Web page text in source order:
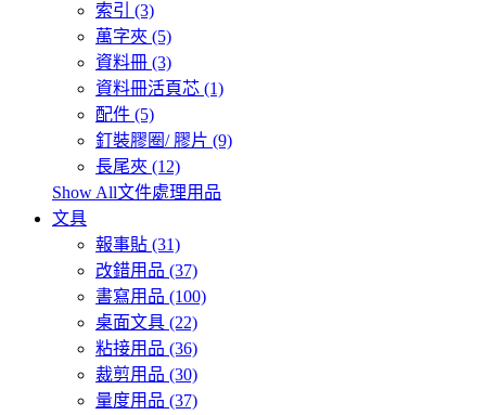
索引 (3)
萬字夾 (5)
資料冊 (3)
資料冊活頁芯 (1)
配件 (5)
釘裝膠圈/ 膠片 (9)
長尾夾 (12)
Show All文件處理用品
文具
報事貼 (31)
改錯用品 (37)
書寫用品 (100)
桌面文具 (22)
粘接用品 (36)
裁剪用品 (30)
量度用品 (37)